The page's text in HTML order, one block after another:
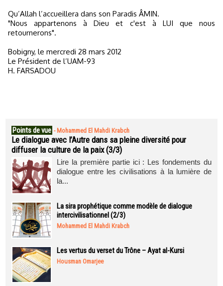
Qu’Allah l’accueillera dans son Paradis ÂMIN.
"Nous appartenons à Dieu et c'est à LUI que nous
retournerons".
Bobigny, le mercredi 28 mars 2012
Le Président de l’UAM-93
H. FARSADOU
Points de vue - Mohammed El Mahdi Krabch
Le dialogue avec l’Autre dans sa pleine diversité pour
diffuser la culture de la paix (3/3)
Lire la première partie ici : Les fondements du
dialogue entre les civilisations à la lumière de
la...
La sira prophétique comme modèle de dialogue
intercivilisationnel (2/3)
Mohammed El Mahdi Krabch
Les vertus du verset du Trône – Ayat al-Kursi
Housman Omarjee